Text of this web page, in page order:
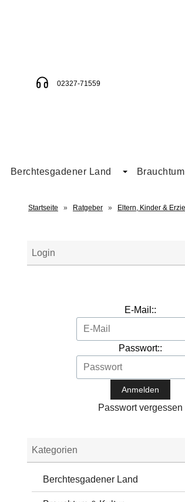
02327-71559
Berchtesgadener Land
Startseite » Ratgeber » Eltern, Kinder &
Login
E-Mail::
Passwort::
Passwort vergessen
Kategorien
Berchtesgadener Land